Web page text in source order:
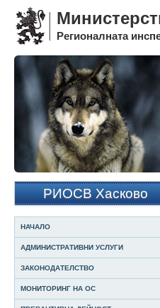
Регионалната
РИОСВ Хасково
НАЧАЛО
АДМИНИСТРАТИВНИ УСЛУГИ
ЗАКОНОДАТЕЛСТВО
МОНИТОРИНГ НА ОС